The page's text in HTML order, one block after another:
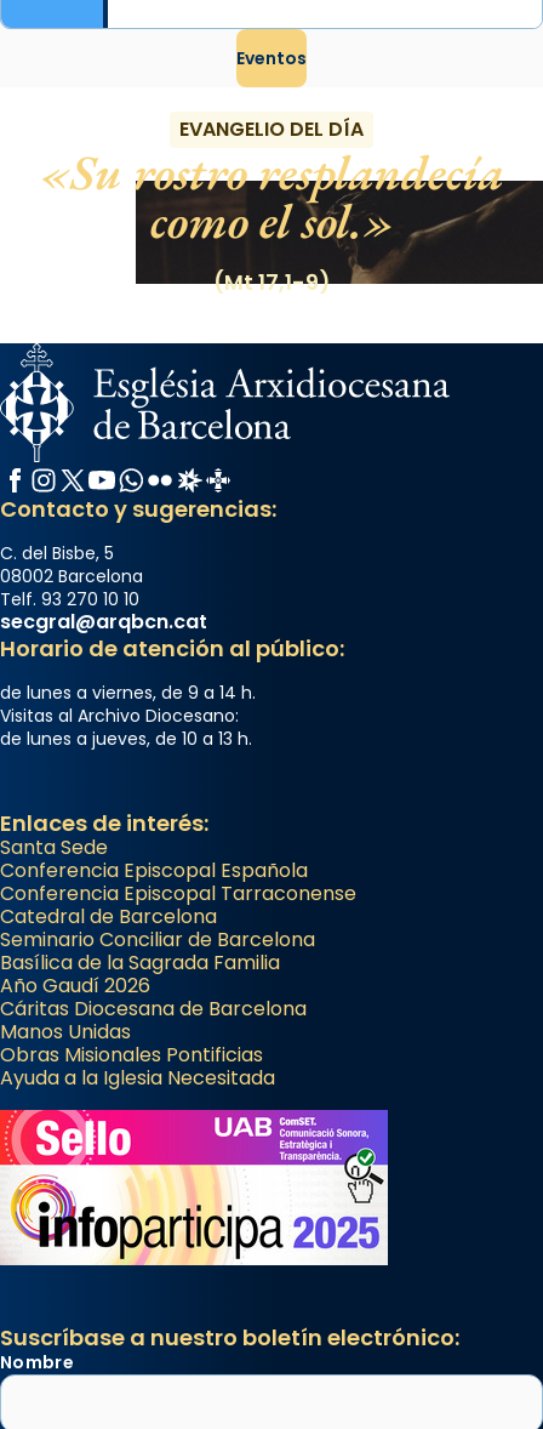
Eventos
EVANGELIO DEL DÍA
Su rostro resplandecía
como el sol.
(Mt 17,1-9)
Facebook
Instagram
X / Twitter
YouTube
WhatsApp
FlickrRadio Estel
Catalunya Cristiana
Contacto y sugerencias:
C. del Bisbe, 5
08002 Barcelona
Telf. 93 270 10 10
secgral@arqbcn.cat
Horario de atención al público:
de lunes a viernes, de 9 a 14 h.
Visitas al Archivo Diocesano:
de lunes a jueves, de 10 a 13 h.
Enlaces de interés:
Santa Sede
Conferencia Episcopal Española
Conferencia Episcopal Tarraconense
Catedral de Barcelona
Seminario Conciliar de Barcelona
Basílica de la Sagrada Familia
Año Gaudí 2026
Cáritas Diocesana de Barcelona
Manos Unidas
Obras Misionales Pontificias
Ayuda a la Iglesia Necesitada
Suscríbase a nuestro boletín electrónico:
Nombre